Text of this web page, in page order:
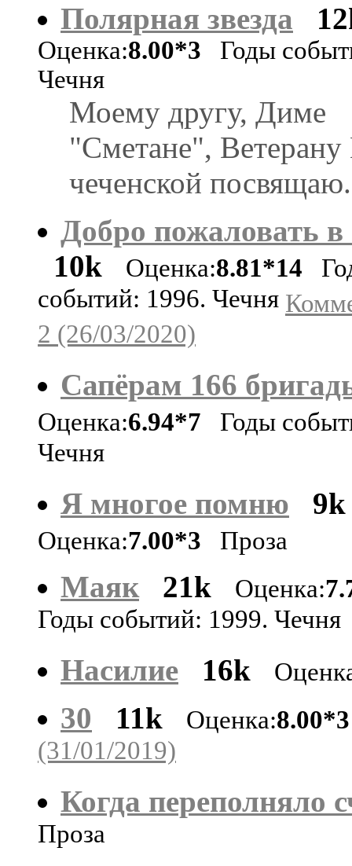
Полярная звезда
Оценка:8.00*3 Годы
Чечня
Моему другу, Диме
"Сметане",
чеченской
Добро пожаловать
10k
Оценка:8.81*14
событий: 1996. Чечня
2 (26/03/2020)
Сапёрам 166
Оценка:6.94*7 Годы
Чечня
Я многое помню
9k
Оценка:7.00*3 Проза
Маяк 21k Оценка:
Годы событий: 1999. Чечня
Насилие
16k
30 11k Оценка:8.00*3
(31/01/2019)
Когда переполняло
Проза